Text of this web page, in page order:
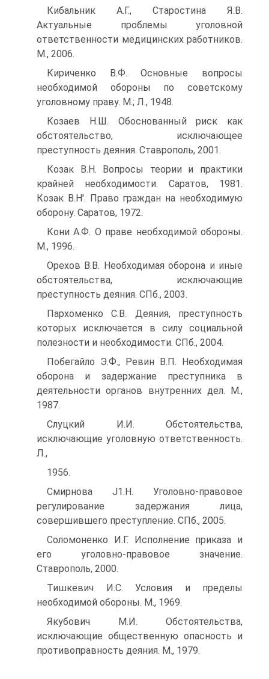
Кибальник А.Г., Старостина Я.В.
Актуальные проблемы уголовной
ответственности медицинских работников.
М., 2006.
Кириченко В.Ф. Основные вопросы
необходимой обороны по советскому
уголовному праву. М.; Л., 1948.
Козаев Н.Ш. Обоснованный риск как
обстоятельство, исключающее
преступность деяния. Ставрополь, 2001.
Козак В.Н. Вопросы теории и практики
крайней необходимости. Саратов, 1981.
Козак В.Н'. Право граждан на необходимую
оборону. Саратов, 1972.
Кони А.Ф. О праве необходимой обороны.
М., 1996.
Орехов В.В. Необходимая оборона и иные
обстоятельства, исключающие
преступность деяния. СПб., 2003.
Пархоменко С.В. Деяния, преступность
которых исключается в силу социальной
полезности и необходимости. СПб., 2004.
Побегайло Э.Ф., Ревин В.П. Необходимая
оборона и задержание преступника в
деятельности органов внутренних дел. М.,
1987.
Слуцкий И.И. Обстоятельства,
исключающие уголовную ответственность.
Л.,
1956.
Смирнова J1.H. Уголовно-правовое
регулирование задержания лица,
совершившего преступление. СПб., 2005.
Соломоненко И.Г. Исполнение приказа и
его уголовно-правовое значение.
Ставрополь, 2000.
Тишкевич И.С. Условия и пределы
необходимой обороны. М., 1969.
Якубович М.И. Обстоятельства,
исключающие общественную опасность и
противоправность деяния. М., 1979.